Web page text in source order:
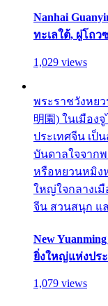
Nanhai
ทะเลใต้, ผู่โถว
1,029 views
พระราชวังหยว
明園) ในเมือง
ประเทศจีน เป็
บันดาลใจจากพ
หรือหยวนหมิง
ใหญ่ใจกลางเ
จีน สวนสนุก แ
New
ยิ่งใหญ่แห่งปร
1,079 views